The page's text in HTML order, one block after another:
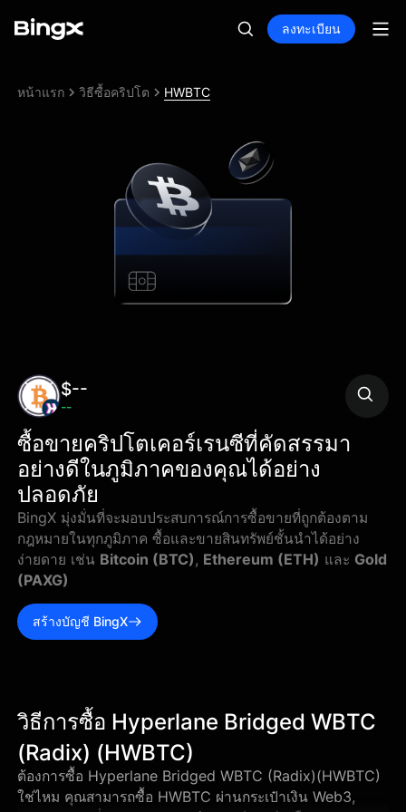
ลงทะเบียน
หน้าแรก วิธีซื้อคริปโต HWBTC
$--
--
ซื้อขายคริปโตเคอร์เรนซีที่คัดสรรมา
อย่างดีในภูมิภาคของคุณได้อย่าง
ปลอดภัย
BingX มุ่งมั่นที่จะมอบประสบการณ์การซื้อขายที่ถูกต้องตาม
กฎหมายในทุกภูมิภาค ซื้อและขายสินทรัพย์ชั้นนำได้อย่าง
ง่ายดาย เช่น Bitcoin (BTC) , Ethereum (ETH) และ Gold
(PAXG)
สร้างบัญชี BingX
วิธีการซื้อ Hyperlane Bridged WBTC
(Radix) (HWBTC)
ต้องการซื้อ Hyperlane Bridged WBTC (Radix)(HWBTC)
ใช่ไหม คุณสามารถซื้อ HWBTC ผ่านกระเป๋าเงิน Web3,